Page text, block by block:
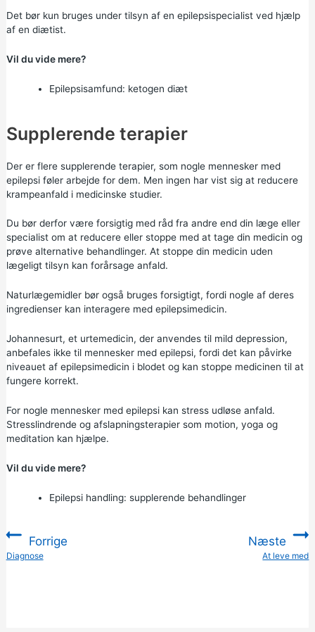
Det bør kun bruges under tilsyn af en epilepsispecialist ved hjælp
af en diætist.
Vil du vide mere?
Epilepsisamfund: ketogen diæt
Supplerende terapier
Der er flere supplerende terapier, som nogle mennesker med
epilepsi føler arbejde for dem. Men ingen har vist sig at reducere
krampeanfald i medicinske studier.
Du bør derfor være forsigtig med råd fra andre end din læge eller
specialist om at reducere eller stoppe med at tage din medicin og
prøve alternative behandlinger. At stoppe din medicin uden
lægeligt tilsyn kan forårsage anfald.
Naturlægemidler bør også bruges forsigtigt, fordi nogle af deres
ingredienser kan interagere med epilepsimedicin.
Johannesurt, et urtemedicin, der anvendes til mild depression,
anbefales ikke til mennesker med epilepsi, fordi det kan påvirke
niveauet af epilepsimedicin i blodet og kan stoppe medicinen til at
fungere korrekt.
For nogle mennesker med epilepsi kan stress udløse anfald.
Stresslindrende og afslapningsterapier som motion, yoga og
meditation kan hjælpe.
Vil du vide mere?
Epilepsi handling: supplerende behandlinger
Forrige
:Diagnose
Næste
At leve med